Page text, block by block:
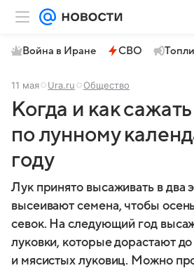
Война в Иране СВО
11 мая Ura.ru Общество
Когда и как
по лунному
году
Лук принято высаживать в два
высеивают семена, чтобы
севок. На следующий год
луковки, которые дорастают
и мясистых луковиц. Можно